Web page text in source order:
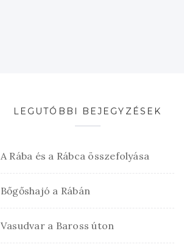
LEGUTÓBBI BEJEGYZÉSEK
A Rába és a Rábca összefolyása
Bőgőshajó a Rábán
Vasudvar a Baross úton